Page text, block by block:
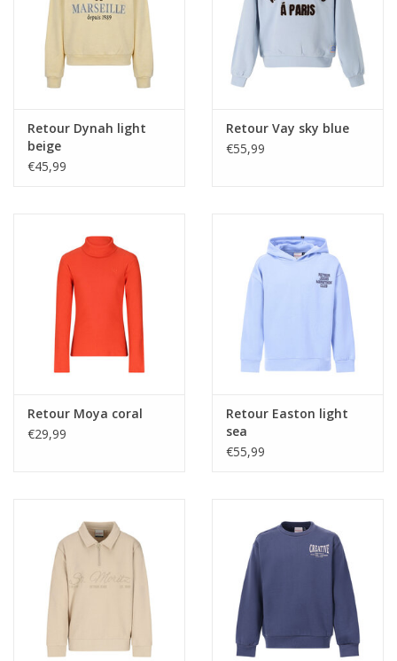
Retour Dynah light
beige
€45,99
Retour Vay sky blue
€55,99
Retour Moya coral
€29,99
Retour Easton light
sea
€55,99